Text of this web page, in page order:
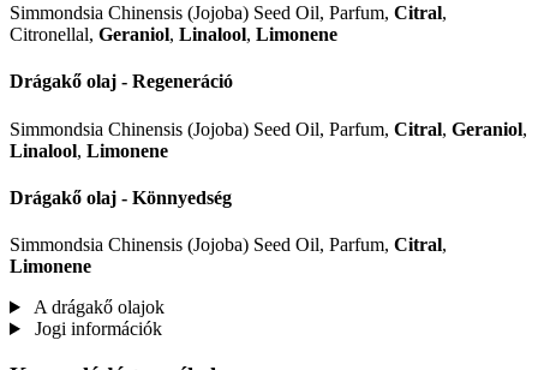
Simmondsia Chinensis (Jojoba) Seed Oil, Parfum, Citral,
Citronellal, Geraniol, Linalool, Limonene
Drágakő olaj - Regeneráció
Simmondsia Chinensis (Jojoba) Seed Oil, Parfum, Citral, Geraniol,
Linalool, Limonene
Drágakő olaj - Könnyedség
Simmondsia Chinensis (Jojoba) Seed Oil, Parfum, Citral,
Limonene
A drágakő olajok
Jogi információk